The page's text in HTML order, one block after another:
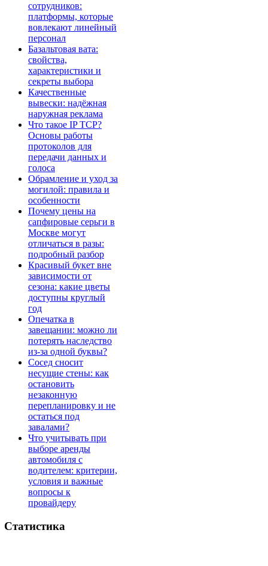
сотрудников:
платформы, которые
вовлекают линейный
персонал
Базальтовая вата:
свойства,
характеристики и
секреты выбора
Качественные
вывески: надёжная
наружная реклама
Что такое IP TCP?
Основы работы
протоколов для
передачи данных и
голоса
Обрамление и уход за
могилой: правила и
особенности
Почему цены на
сапфировые серьги в
Москве могут
отличаться в разы:
подробный разбор
Красивый букет вне
зависимости от
сезона: какие цветы
доступны круглый
год
Опечатка в
завещании: можно ли
потерять наследство
из-за одной буквы?
Сосед сносит
несущие стены: как
остановить
незаконную
перепланировку и не
остаться под
завалами?
Что учитывать при
выборе аренды
автомобиля с
водителем: критерии,
условия и важные
вопросы к
провайдеру
Статистика